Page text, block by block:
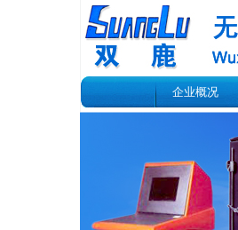
企业概况